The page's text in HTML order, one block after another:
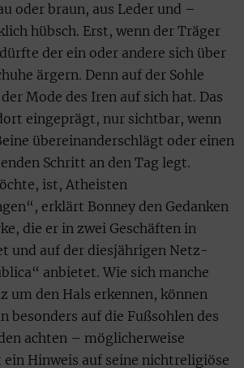
oder braun, aus Leder und –
hübsch. Erst, wenn der Träger
der ein oder andere sich über
ärgern. Denn auf der Sohle
Mode des Iren auf sich hat. Das
eingeprägt, nur sichtbar, wenn
übereinanderschlägt oder einen
Schritt an den Tag legt.
ist, Atheisten
erklärt Bonney den Gedanken
die er in zwei Geschäften in
und auf der diesjährigen Netz-
anbietet. Wie sich manche
um den Hals erkennen, können
besonders auf die Fußsohlen des
achten – möglicherweise
Hinweis auf seine nichtreligiöse